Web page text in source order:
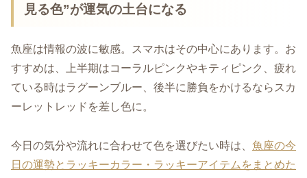
見る色”が運気の土台になる
魚座は情報の波に敏感。スマホはその中心にあります。お
すすめは、上半期はコーラルピンクやキティピンク、疲れ
ている時はラグーンブルー、後半に勝負をかけるならスカ
ーレットレッドを差し色に。
今日の気分や流れに合わせて色を選びたい時は、 魚座の今
日の運勢とラッキーカラー・ラッキーアイテムをまとめた